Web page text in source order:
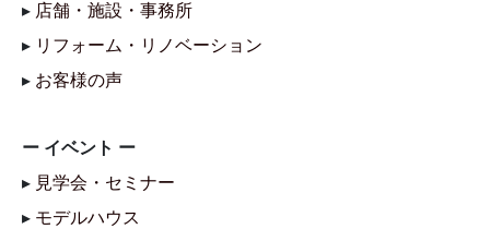
▸ 店舗・施設・事務所
▸ リフォーム・リノベーション
▸ お客様の声
ー イベント ー
▸ 見学会・セミナー
▸ モデルハウス